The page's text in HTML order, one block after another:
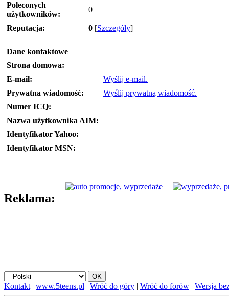
Poleconych
użytkowników:
0
Reputacja: 0 [Szczegóły]
Dane kontaktowe
Strona domowa:
E-mail:
Wyślij e-mail.
Prywatna wiadomość:
Wyślij prywatną wiadomość.
Numer ICQ:
Nazwa użytkownika AIM:
Identyfikator Yahoo:
Identyfikator MSN:
Reklama:
Kontakt | www.5teens.pl | Wróć do góry | Wróć do forów | Wersja